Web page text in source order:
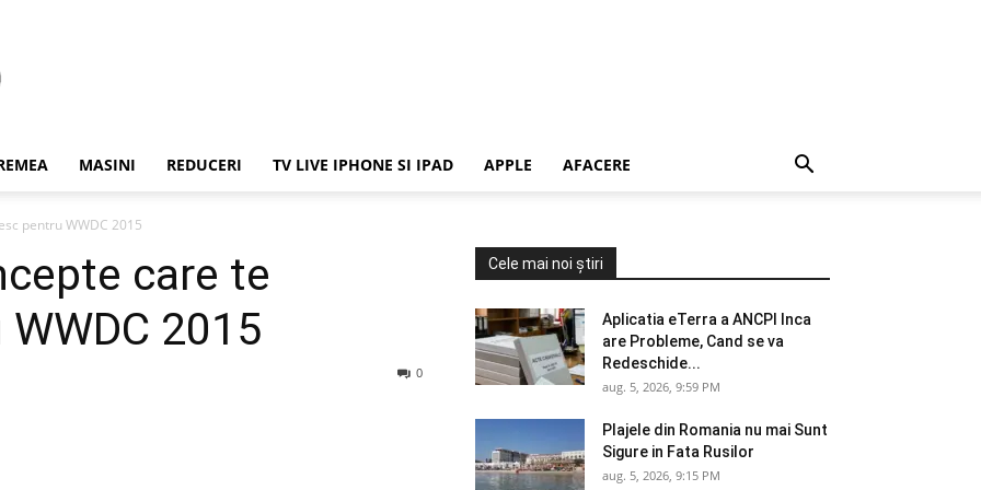
MASINI REDUCERI TV LIVE IPHONE SI IPAD APPLE AFACERE
pentru WWDC 2015
care te
2015
0
Cele mai noi știri
Aplicatia eTerra a ANCPI Inca
are Probleme, Cand se va
Redeschide...
aug. 5, 2026, 9:59 PM
Plajele din Romania nu mai Sunt
Sigure in Fata Rusilor
aug. 5, 2026, 9:15 PM